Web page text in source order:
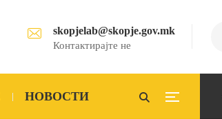
skopjelab@skopje.gov.mk
Контактирајте не
НОВОСТИ